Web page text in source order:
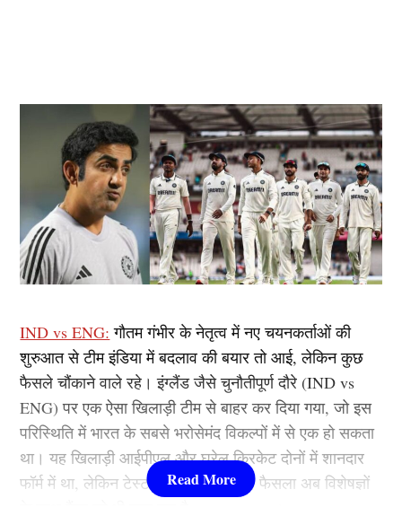
IND vs ENG: गौतम गंभीर के नेतृत्व में नए चयनकर्ताओं की
शुरुआत से टीम इंडिया में बदलाव की बयार तो आई, लेकिन कुछ
फैसले चौंकाने वाले रहे। इंग्लैंड जैसे चुनौतीपूर्ण दौरे (IND vs
ENG) पर एक ऐसा खिलाड़ी टीम से बाहर कर दिया गया, जो इस
परिस्थिति में भारत के सबसे भरोसेमंद विकल्पों में से एक हो सकता
था। यह खिलाड़ी आईपीएल और घरेलू क्रिकेट दोनों में शानदार
फॉर्म में था, लेकिन टेस्ट टीम से बाहर है,यह फैसला अब विशेषज्ञों